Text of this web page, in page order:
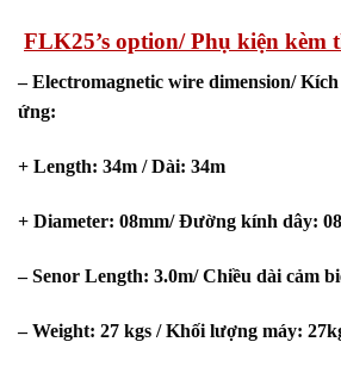
FLK25’s option/ Phụ kiện kèm
– Electromagnetic wire dimension/
ứng:
+ Length: 34m / Dài: 34m
+ Diameter: 08mm/ Đường kính dây:
– Senor Length: 3.0m/ Chiều dài cảm
– Weight: 27 kgs / Khối lượng máy: